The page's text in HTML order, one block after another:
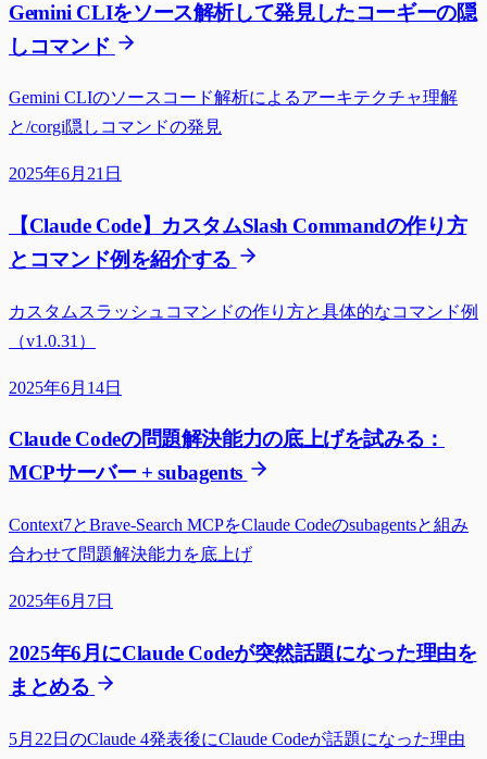
Gemini CLIをソース解析して発見したコーギーの隠
しコマンド
Gemini CLIのソースコード解析によるアーキテクチャ理解
と/corgi隠しコマンドの発見
2025年6月21日
【Claude Code】カスタムSlash Commandの作り方
とコマンド例を紹介する
カスタムスラッシュコマンドの作り方と具体的なコマンド例
（v1.0.31）
2025年6月14日
Claude Codeの問題解決能力の底上げを試みる：
MCPサーバー + subagents
Context7とBrave-Search MCPをClaude Codeのsubagentsと組み
合わせて問題解決能力を底上げ
2025年6月7日
2025年6月にClaude Codeが突然話題になった理由を
まとめる
5月22日のClaude 4発表後にClaude Codeが話題になった理由